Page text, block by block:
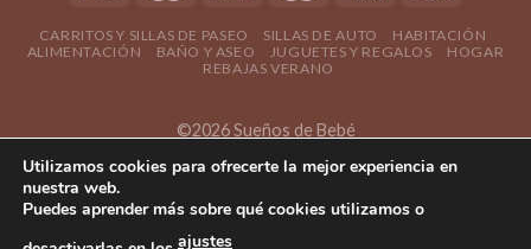
CARRITOS Y SILLAS DE PASEO SILLAS DE AUTO
HABITACIÓN
ALIMENTACIÓN
BAÑO Y ASEO JUGUETES Y REGALOS
HOGAR
REBAJAS VERANO
©2026 Sueños de Bebé
Utilizamos cookies para ofrecerte la mejor experiencia en
nuestra web.
Puedes aprender más sobre qué cookies utilizamos o
ajustes